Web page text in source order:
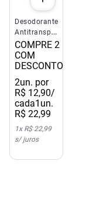
Desodorante
Antitranspirante
Aerossol
Rexona Men
Active
COMPRE 2
COM
DESCONTO
2un. por
R$ 12,90/
cada1un.
R$ 22,99
1x R$ 22,99
s/ juros